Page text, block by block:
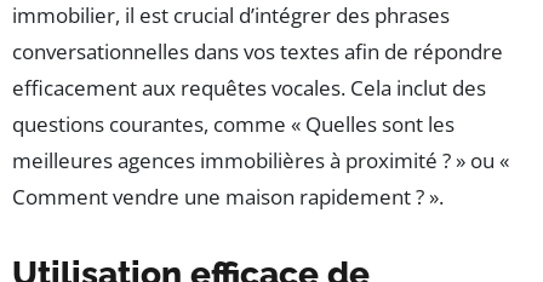
immobilier, il est crucial d’intégrer des phrases
conversationnelles dans vos textes afin de répondre
efficacement aux requêtes vocales. Cela inclut des
questions courantes, comme « Quelles sont les
meilleures agences immobilières à proximité ? » ou «
Comment vendre une maison rapidement ? ».